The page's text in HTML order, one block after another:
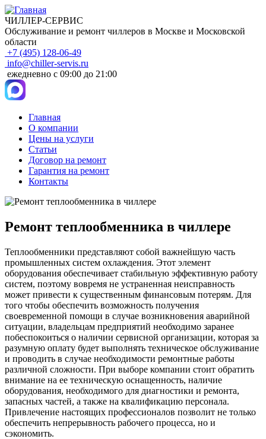
ЧИЛЛЕР-СЕРВИС
Обслуживание и ремонт чиллеров в Москве и Московской
области
+7 (495) 128-06-49
info@chiller-servis.ru
ежедневно с 09:00 до 21:00
Main
navigation
Главная
О компании
Цены на услуги
Статьи
Договор на ремонт
Гарантия на ремонт
Контакты
Ремонт теплообменника в чиллере
Теплообменники представляют собой важнейшую часть
промышленных систем охлаждения. Этот элемент
оборудования обеспечивает стабильную эффективную работу
систем, поэтому вовремя не устраненная неисправность
может привести к существенным финансовым потерям. Для
того чтобы обеспечить возможность получения
своевременной помощи в случае возникновения аварийной
ситуации, владельцам предприятий необходимо заранее
побеспокоиться о наличии сервисной организации, которая за
разумную оплату будет выполнять техническое обслуживание
и проводить в случае необходимости ремонтные работы
различной сложности. При выборе компании стоит обратить
внимание на ее техническую оснащенность, наличие
оборудования, необходимого для диагностики и ремонта,
запасных частей, а также на квалификацию персонала.
Привлечение настоящих профессионалов позволит не только
обеспечить непрерывность рабочего процесса, но и
сэкономить.